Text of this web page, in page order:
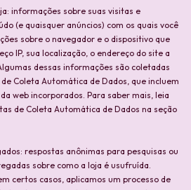
informações sobre suas visitas e
(e quaisquer anúncios) com os quais você
sobre o navegador e o dispositivo que
IP, sua localização, o endereço do site a
dessas informações são coletadas
Coleta Automática de Dados, que incluem
web incorporados. Para saber mais, leia
de Coleta Automática de Dados na seção
respostas anônimas para pesquisas ou
sobre como a loja é usufruída.
certos casos, aplicamos um processo de